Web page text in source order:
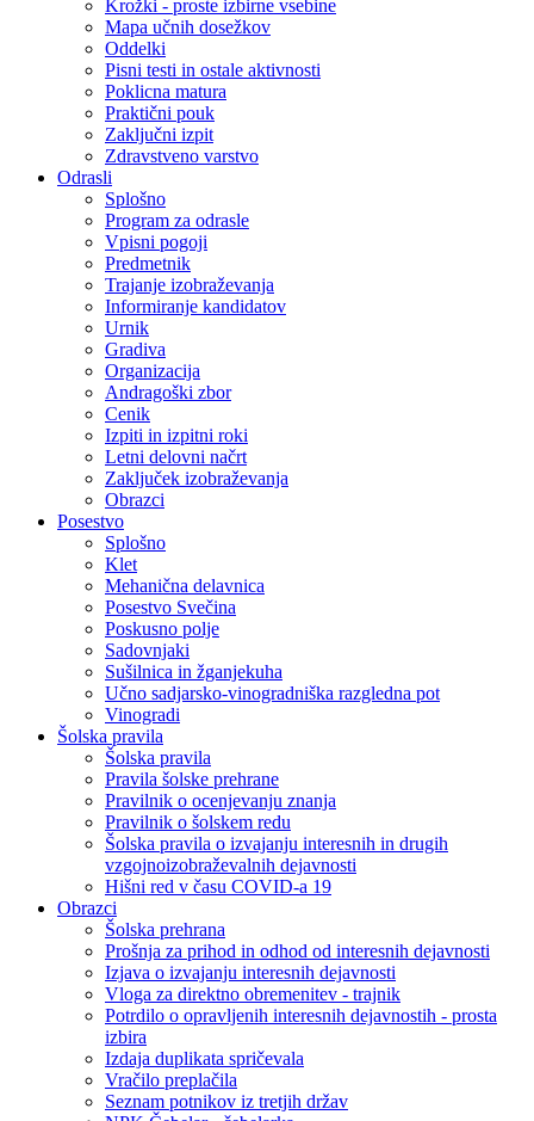
Krožki - proste izbirne vsebine
Mapa učnih dosežkov
Oddelki
Pisni testi in ostale aktivnosti
Poklicna matura
Praktični pouk
Zaključni izpit
Zdravstveno varstvo
Odrasli
Splošno
Program za odrasle
Vpisni pogoji
Predmetnik
Trajanje izobraževanja
Informiranje kandidatov
Urnik
Gradiva
Organizacija
Andragoški zbor
Cenik
Izpiti in izpitni roki
Letni delovni načrt
Zaključek izobraževanja
Obrazci
Posestvo
Splošno
Klet
Mehanična delavnica
Posestvo Svečina
Poskusno polje
Sadovnjaki
Sušilnica in žganjekuha
Učno sadjarsko-vinogradniška razgledna pot
Vinogradi
Šolska pravila
Šolska pravila
Pravila šolske prehrane
Pravilnik o ocenjevanju znanja
Pravilnik o šolskem redu
Šolska pravila o izvajanju interesnih in drugih
vzgojnoizobraževalnih dejavnosti
Hišni red v času COVID-a 19
Obrazci
Šolska prehrana
Prošnja za prihod in odhod od interesnih dejavnosti
Izjava o izvajanju interesnih dejavnosti
Vloga za direktno obremenitev - trajnik
Potrdilo o opravljenih interesnih dejavnostih - prosta
izbira
Izdaja duplikata spričevala
Vračilo preplačila
Seznam potnikov iz tretjih držav